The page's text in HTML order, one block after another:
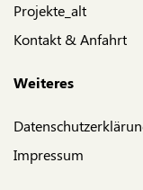
Projekte_alt
Kontakt & Anfahrt
Weiteres
Impressum